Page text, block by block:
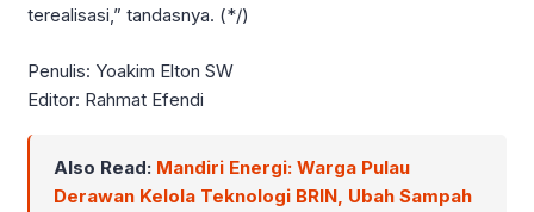
terealisasi,” tandasnya. (*/)
Penulis: Yoakim Elton SW
Editor: Rahmat Efendi
Also Read: Mandiri Energi: Warga Pulau
Derawan Kelola Teknologi BRIN, Ubah Sampah